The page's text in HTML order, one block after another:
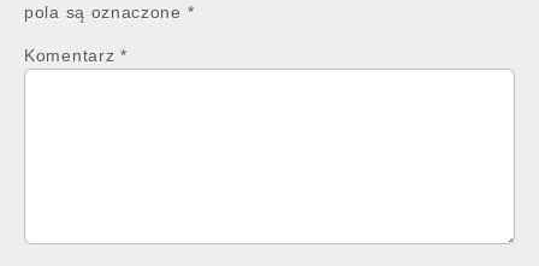
pola są oznaczone *
Komentarz *